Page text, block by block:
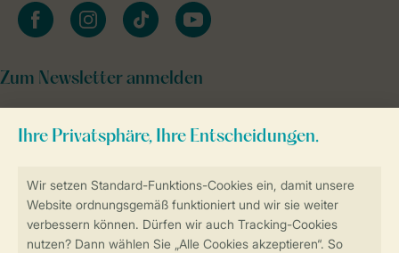
Sicher und schnell zur Online-Buchung
facebookinstagramtiktok youtube
Zum Newsletter anmelden